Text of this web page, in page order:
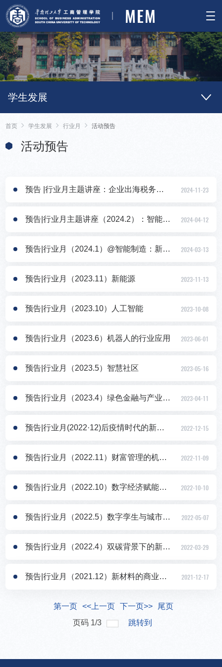
MEM
学生发展
首页 学生发展 行业月 活动预告
活动预告
预告 |行业月主题讲座：企业出海税务漫谈 2024-11-23
预告|行业月主题讲座（2024.2）：智能制造与新质生产力 2024-04-12
预告|行业月（2024.1）@智能制造：新一代智能制造发展演化与展望 2024-03-13
预告|行业月（2023.11）新能源 2023-11-13
预告|行业月（2023.10）人工智能 2023-10-08
预告|行业月（2023.6）机器人的行业应用 2023-06-01
预告|行业月（2023.5）智慧社区 2023-05-16
预告|行业月（2023.4）绿色金融与产业发展 2023-04-11
预告|行业月(2022·12)后疫情时代的新零售 2022-12-15
预告|行业月（2022.11）财富管理的机遇与挑战 2022-11-09
预告|行业月（2022.10）数字经济赋能产业发展 2022-10-10
预告|行业月（2022.5）数字孪生与城市发展 2022-05-07
预告|行业月（2022.4）双碳背景下的新能源赛道 2022-03-29
预告|行业月（2021.12）新材料的商业前景 2021-12-17
第一页 <<上一页 下一页>>
尾页
页码 1/3 跳转到